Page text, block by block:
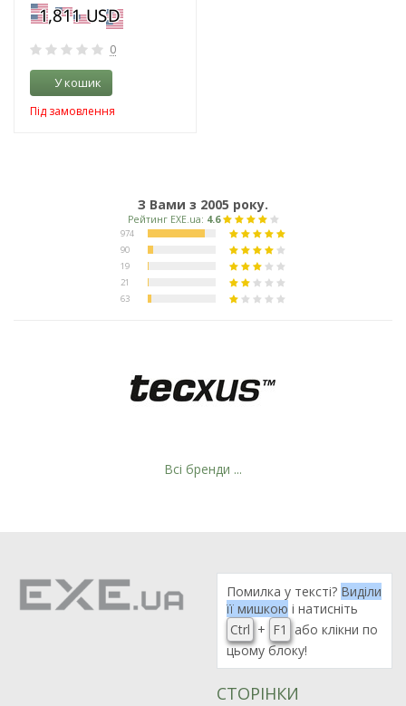
0
У кошик
Під замовлення
З Вами з 2005 року.
90
19
Всі бренди ...
Помилка у тексті? Виділи
її мишкою і натисніть
Ctrl + F1
або клікни по
цьому блоку!
СТОРІНКИ